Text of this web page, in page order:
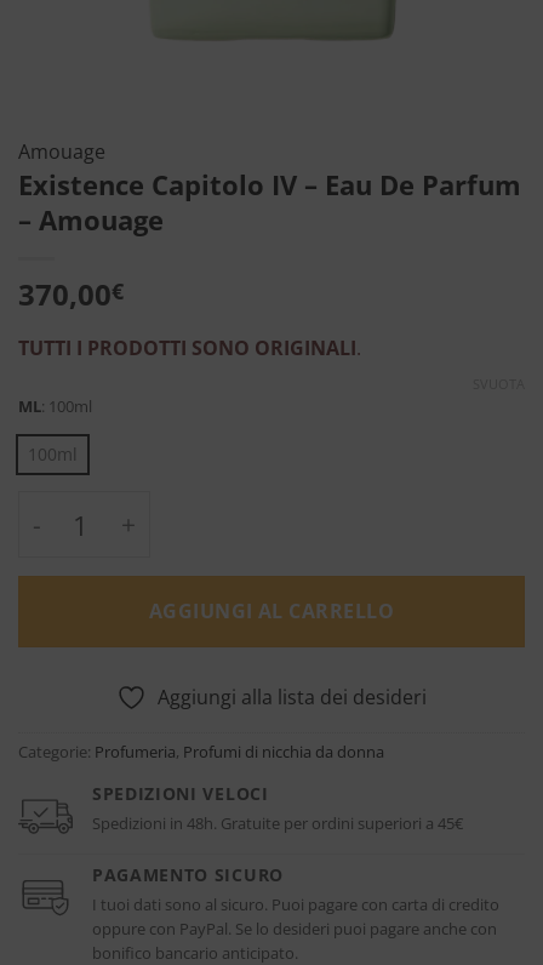
Amouage
Existence Capitolo IV – Eau De Parfum
– Amouage
370,00€
TUTTI I PRODOTTI SONO ORIGINALI.
ML: 100ml
100ml
Existence Capitolo IV - Eau De Parfum -
AGGIUNGI AL CARRELLO
Aggiungi alla lista dei desideri
Categorie: Profumeria, Profumi di nicchia da donna
SPEDIZIONI VELOCI
Spedizioni in 48h. Gratuite per ordini superiori a 45€
PAGAMENTO SICURO
I tuoi dati sono al sicuro. Puoi pagare con carta di credito
oppure con PayPal. Se lo desideri puoi pagare anche con
bonifico bancario anticipato.